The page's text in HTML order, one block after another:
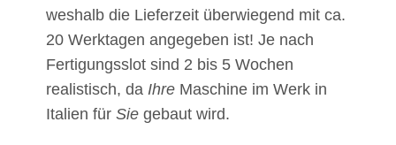
weshalb die Lieferzeit überwiegend mit ca.
20 Werktagen angegeben ist! Je nach
Fertigungsslot sind 2 bis 5 Wochen
realistisch, da Ihre Maschine im Werk in
Italien für Sie gebaut wird.